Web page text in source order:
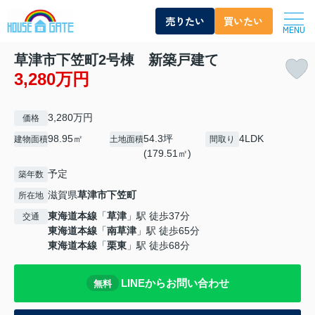
売りたい 買いたい
MENU
草津市下笠町2号棟 新築戸建て
3,280万円
価格 3,280万円
建物面積98.95㎡ 土地面積54.3坪
(179.51㎡)
間取り 4LDK
築年数 予定
所在地 滋賀県草津市下笠町
交通 東海道本線 「草津 」駅 徒歩37分
東海道本線 「南草津 」駅 徒歩65分
東海道本線 「栗東 」駅 徒歩68分
無料 LINEからお問い合わせ